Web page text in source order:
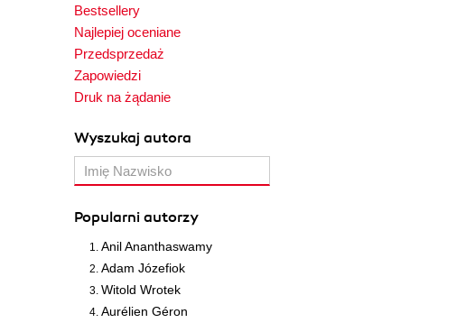
Bestsellery
Najlepiej oceniane
Przedsprzedaż
Zapowiedzi
Druk na żądanie
Wyszukaj autora
Popularni autorzy
Anil Ananthaswamy
Adam Józefiok
Witold Wrotek
Aurélien Géron